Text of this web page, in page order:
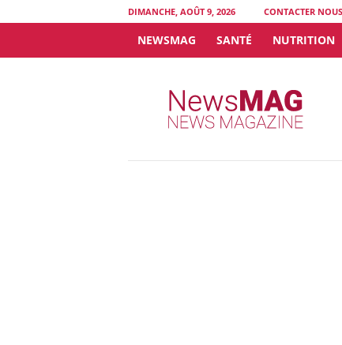
DIMANCHE, AOÛT 9, 2026 CONTACTER NOUS
NEWSMAG SANTÉ NUTRITION